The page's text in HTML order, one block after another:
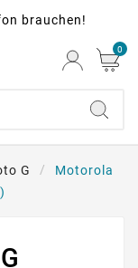
brauchen!
0
G
Motorola